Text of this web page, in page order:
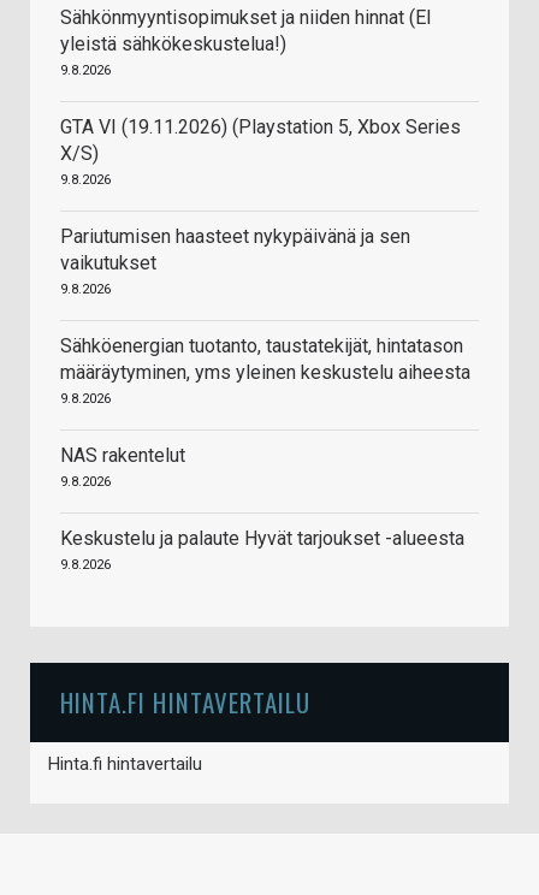
Sähkönmyyntisopimukset ja niiden hinnat (EI
yleistä sähkökeskustelua!)
9.8.2026
GTA VI (19.11.2026) (Playstation 5, Xbox Series
X/S)
9.8.2026
Pariutumisen haasteet nykypäivänä ja sen
vaikutukset
9.8.2026
Sähköenergian tuotanto, taustatekijät, hintatason
määräytyminen, yms yleinen keskustelu aiheesta
9.8.2026
NAS rakentelut
9.8.2026
Keskustelu ja palaute Hyvät tarjoukset -alueesta
9.8.2026
HINTA.FI HINTAVERTAILU
Hinta.fi hintavertailu